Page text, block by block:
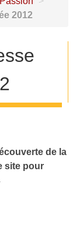
2012
de la
site pour